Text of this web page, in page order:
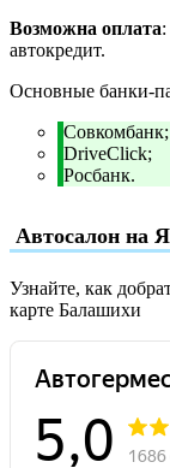
Возможна оплата
автокредит.
Основные банки-
Совкомбанк;
DriveClick;
Росбанк.
Автосалон на
Узнайте, как
карте Балашихи